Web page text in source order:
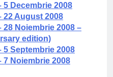
5 Decembrie 2008
22 August 2008
Noiembrie 2008 –
edition)
5 Septembrie 2008
7 Noiembrie 2008